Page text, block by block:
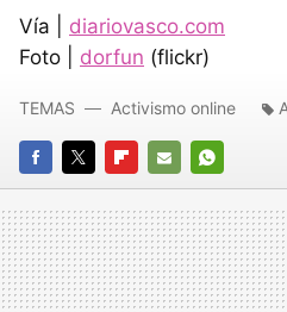
Vía | diariovasco.com
Foto | dorfun (flickr)
FACEBOOK
TWITTERFLIPBOARD
E-
MAIL
WHATSAPP
TEMAS Activismo online